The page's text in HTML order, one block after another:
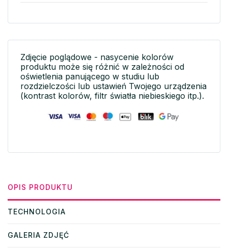
Zdjęcie poglądowe - nasycenie kolorów
produktu może się różnić w zależności od
oświetlenia panującego w studiu lub
rozdzielczości lub ustawień Twojego urządzenia
(kontrast kolorów, filtr światła niebieskiego itp.).
OPIS PRODUKTU
TECHNOLOGIA
GALERIA ZDJĘĆ